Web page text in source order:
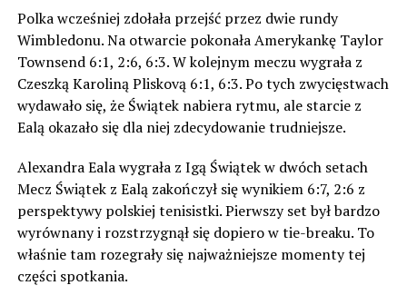
Polka wcześniej zdołała przejść przez dwie rundy
Wimbledonu. Na otwarcie pokonała Amerykankę Taylor
Townsend 6:1, 2:6, 6:3. W kolejnym meczu wygrała z
Czeszką Karoliną Pliskovą 6:1, 6:3. Po tych zwycięstwach
wydawało się, że Świątek nabiera rytmu, ale starcie z
Ealą okazało się dla niej zdecydowanie trudniejsze.
Alexandra Eala wygrała z Igą Świątek w dwóch setach
Mecz Świątek z Ealą zakończył się wynikiem 6:7, 2:6 z
perspektywy polskiej tenisistki. Pierwszy set był bardzo
wyrównany i rozstrzygnął się dopiero w tie-breaku. To
właśnie tam rozegrały się najważniejsze momenty tej
części spotkania.